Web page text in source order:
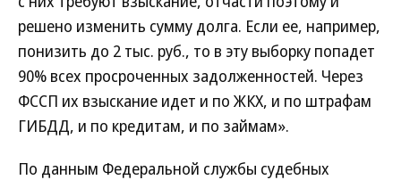
решено изменить сумму долга. Если ее, например,
понизить до 2 тыс. руб., то в эту выборку попадет
90% всех просроченных задолженностей. Через
ФССП их взыскание идет и по ЖКХ, и по штрафам
ГИБДД, и по кредитам, и по займам».
По данным Федеральной службы судебных